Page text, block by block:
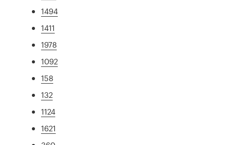
1494
1411
1978
1092
158
132
1124
1621